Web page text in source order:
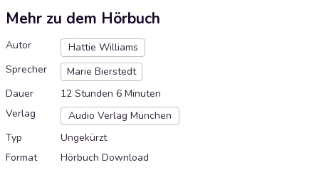
Mehr zu dem Hörbuch
Autor
Hattie Williams
Sprecher
Marie Bierstedt
Dauer
12 Stunden 6 Minuten
Verlag
Audio Verlag München
Typ
Ungekürzt
Format
Hörbuch Download